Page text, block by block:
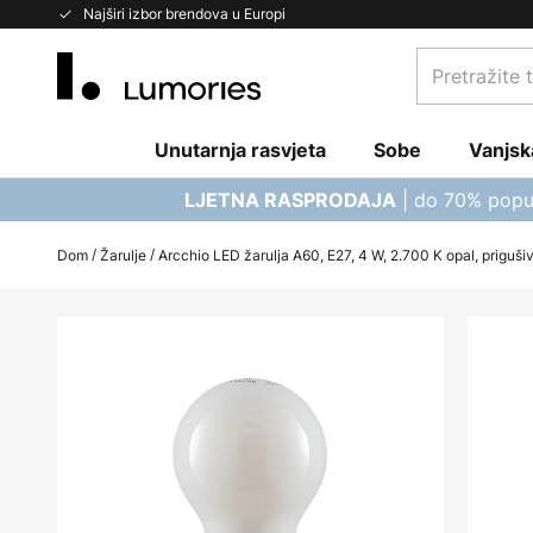
Najširi izbor brendova u Europi
Skip
Pretražite
trgovinu...
Unutarnja rasvjeta Sobe
LJETNA RASPRODAJA | do 70%
Dom Žarulje Arcchio LED žarulja A60, E27, 4 W, 2.700 K opal,